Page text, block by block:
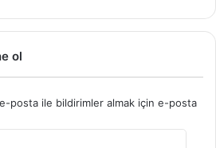
ol
posta ile bildirimler almak için e-posta